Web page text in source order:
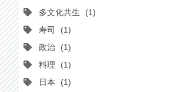
多文化共生
1
寿司
1
政治
1
料理
1
日本
1